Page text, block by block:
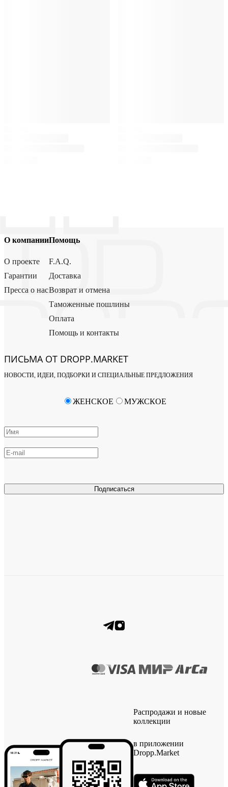
О компании
О проекте
Гарантии
Пресса о нас
Помощь
F.A.Q.
Доставка
Возврат и отмена
Таможенные пошлины
Оплата
Помощь и контакты
ПИСЬМА ОТ DROPP.MARKET
НОВОСТИ, ИДЕИ, ПОДБОРКИ И СПЕЦИАЛЬНЫЕ ПРЕДЛОЖЕНИЯ
Подписаться
ЖЕНСКОЕ МУЖСКОЕ
Распродажи и новые
коллекции
в приложении
Dropp.Market